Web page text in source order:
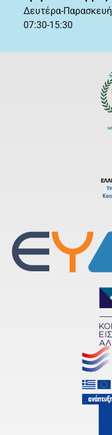
Δευτέρα-Παρασκευή
07:30-15:30